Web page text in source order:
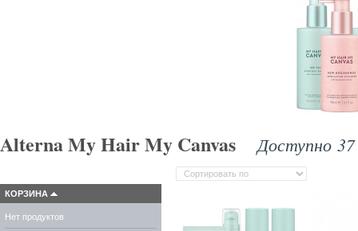
Alterna My Hair My Canvas Доступно
КОРЗИНА
Нет продуктов